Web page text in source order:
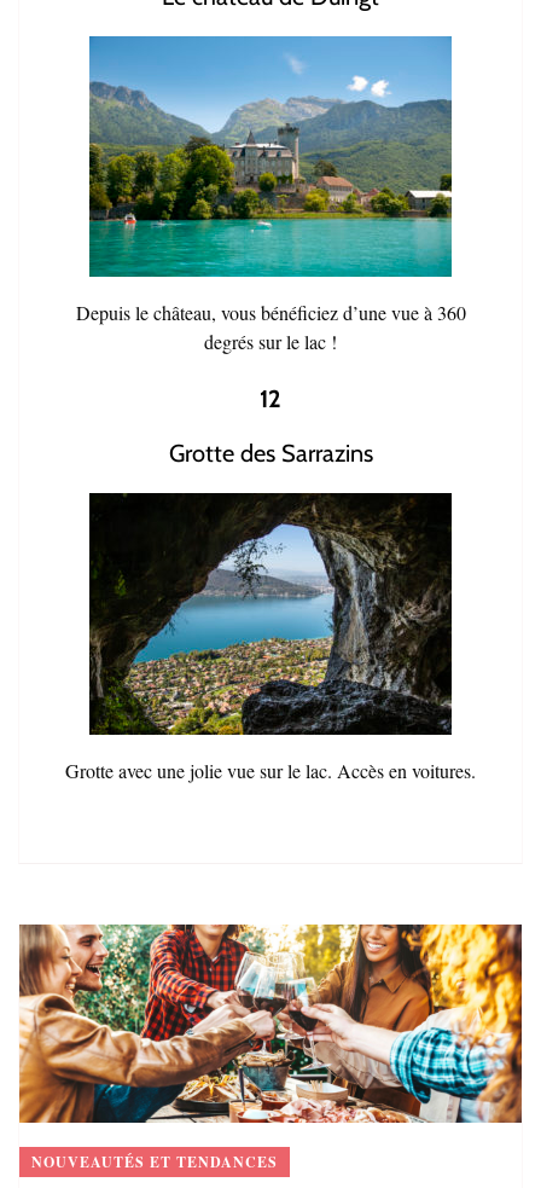
Depuis le château, vous bénéficiez d’une vue à 360
degrés sur le lac !
12
Grotte des Sarrazins
Grotte avec une jolie vue sur le lac. Accès en voitures.
NOUVEAUTÉS ET TENDANCES